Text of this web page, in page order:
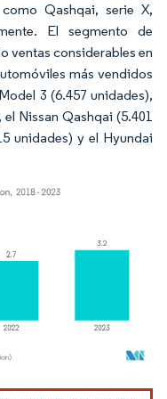
Qashqai, serie X,
El segmento de
ventas considerables en
más vendidos
3 (6.457 unidades),
Nissan Qashqai (5.401
unidades) y el Hyundai
según CC BY 4.0.